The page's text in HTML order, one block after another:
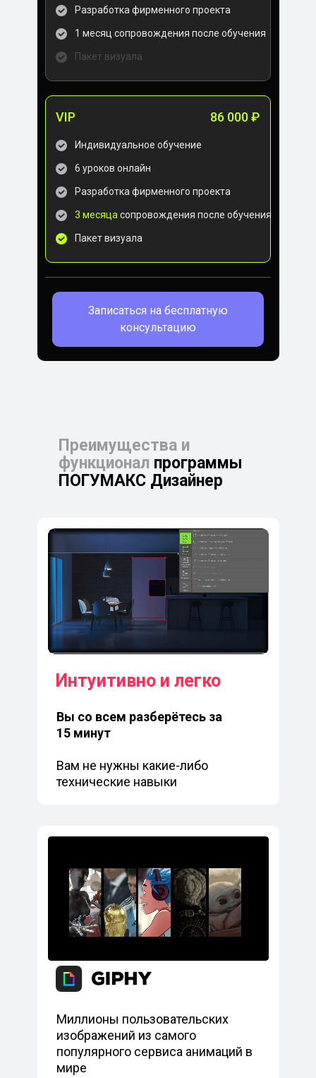
VIP 86 000 ₽
Разработка фирменного проекта
1 месяц сопровождения после обучения
Пакет визуала
Индивидуальное обучение
6 уроков онлайн
Разработка фирменного проекта
3 месяца сопровождения после обучения
Пакет визуала
Записаться на бесплатную
консультацию
Преимущества и
функционал программы
ПОГУМАКС Дизайнер
Вы со всем разберётесь за
15 минут
Вам не нужны какие-либо
технические навыки
Миллионы пользовательских
изображений из самого
популярного сервиса анимаций в
мире
Интуитивно и легко